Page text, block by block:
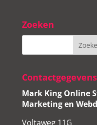
Zoeken
Contactgegevens
Mark King Online
Marketing en
Voltaweg 11G